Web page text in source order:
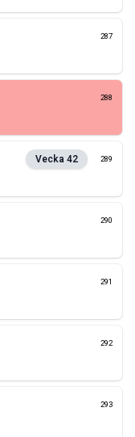
287
288
Vecka42 289
290
291
292
293